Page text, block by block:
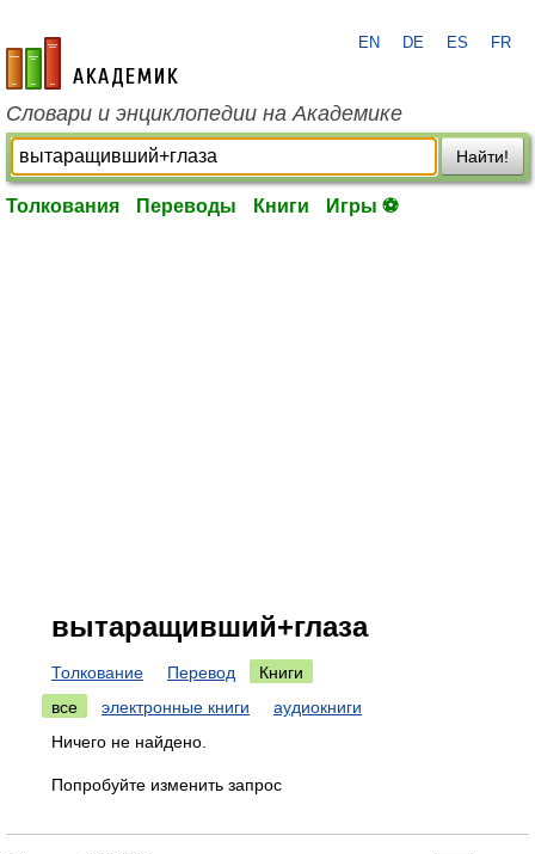
academic.ru
EN DE ES FR
Словари и энциклопедии на Академике
Найти!
Толкования Переводы Книги Игры ⚽
вытаращивший+глаза
Толкование Перевод
Книги
все
электронные книги
аудиокниги
Ничего не найдено.
Попробуйте изменить запрос